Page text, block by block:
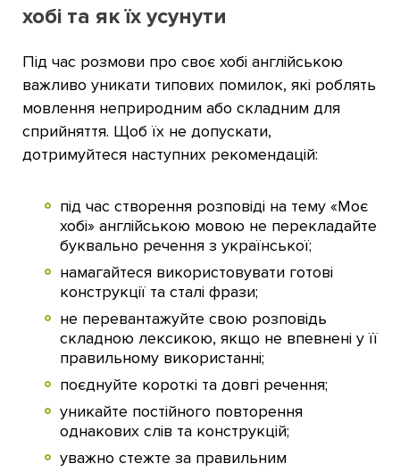
хобі та як їх усунути
Під час розмови про своє хобі англійською
важливо уникати типових помилок, які роблять
мовлення неприродним або складним для
сприйняття. Щоб їх не допускати,
дотримуйтеся наступних рекомендацій:
під час створення розповіді на тему «Моє
хобі» англійською мовою не перекладайте
буквально речення з української;
намагайтеся використовувати готові
конструкції та сталі фрази;
не перевантажуйте свою розповідь
складною лексикою, якщо не впевнені у її
правильному використанні;
поєднуйте короткі та довгі речення;
уникайте постійного повторення
однакових слів та конструкцій;
уважно стежте за правильним